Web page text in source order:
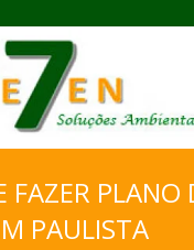
FAZER PLANO
PAULISTA